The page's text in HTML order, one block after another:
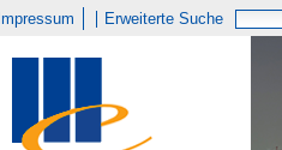
Impressum Erweiterte Suche